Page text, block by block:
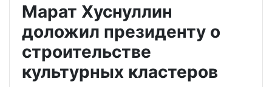
Марат Хуснуллин
доложил президенту о
строительстве
культурных кластеров